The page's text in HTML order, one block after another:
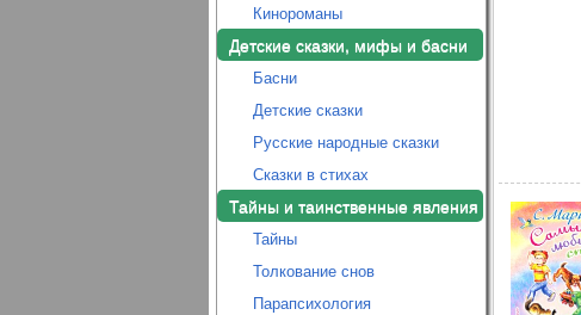
Кинороманы
Детские сказки, мифы и басни
Басни
Детские сказки
Русские народные сказки
Сказки в стихах
Тайны и таинственные явления
Тайны
Толкование снов
Парапсихология